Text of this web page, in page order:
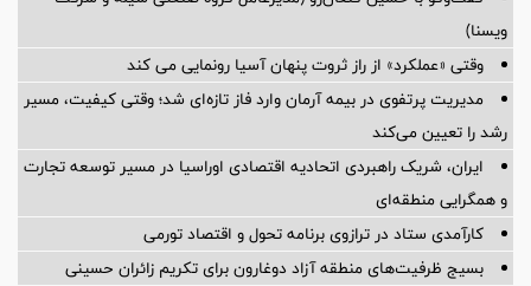
ویسنا)
وقتی «عملکرد» از راز ثروت پنهان آسیا رونمایی می کند
مدیریت پرتفوی در بیمه آرمان وارد فاز تازه‌ای شد؛ وقتی کیفیت، مسیر
رشد را تعیین می‌کند
ایران، شریک راهبردی اتحادیه اقتصادی اوراسیا در مسیر توسعه تجارت
و همگرایی منطقه‌ای
کارآمدی ستاد در ترازوی برنامه تحول و اقتصاد تورمی
بسیج ظرفیت‌های منطقه آزاد دوغارون برای تکریم زائران حسینی